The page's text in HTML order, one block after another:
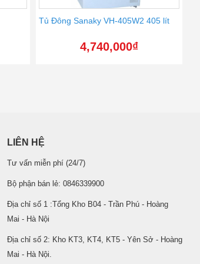
Tủ Đông Sanaky VH-405W2 405 lít
4,740,000₫
LIÊN HỆ
Tư vấn miễn phí (24/7)
Bộ phận bán lẻ: 0846339900
Địa chỉ số 1 :Tổng Kho B04 - Trần Phú - Hoàng
Mai - Hà Nội
Địa chỉ số 2: Kho KT3, KT4, KT5 - Yên Sở - Hoàng
Mai - Hà Nội.